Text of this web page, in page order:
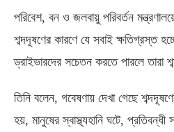
পরিবেশ, বন ও জলবায়ু পরিবর্তন
শব্দদূষণের কারণে যে সবাই ক্ষতিগ্রস্ত
ড্রাইভারদের সচেতন করতে পারলে তারা
তিনি বলেন, গবেষণায় দেখা গেছে
হয়, মানুষের স্বাস্থ্যহানি ঘটে, প্রতিবন্ধী